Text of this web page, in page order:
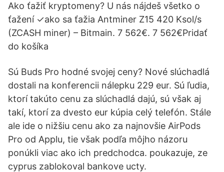
Ako ťažiť kryptomeny? U nás nájdeš všetko o
ťažení ✓ako sa ťažia Antminer Z15 420 Ksol/s
(ZCASH miner) – Bitmain. 7 562€. 7 562€Pridať
do košíka
Sú Buds Pro hodné svojej ceny? Nové slúchadlá
dostali na konferencii nálepku 229 eur. Sú ľudia,
ktorí takúto cenu za slúchadlá dajú, sú však aj
takí, ktorí za dvesto eur kúpia celý telefón. Stále
ale ide o nižšiu cenu ako za najnovšie AirPods
Pro od Applu, tie však podľa môjho názoru
ponúkli viac ako ich predchodca. poukazuje, ze
cyprus zablokoval bankove ucty.